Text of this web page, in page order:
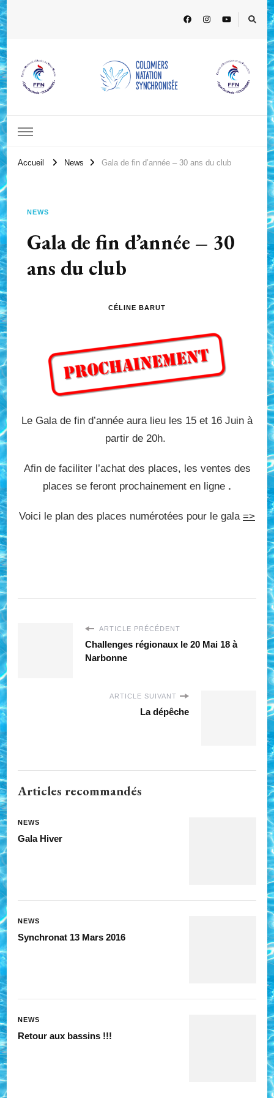
Accueil News Gala de fin d’année – 30 ans du club
NEWS
Gala de fin d’année – 30
ans du club
CÉLINE BARUT
Le Gala de fin d’année aura lieu les 15 et 16 Juin à
partir de 20h.
Afin de faciliter l’achat des places, les ventes des
places se feront prochainement en ligne .
Voici le plan des places numérotées pour le gala =>
ARTICLE PRÉCÉDENT
Challenges régionaux le 20 Mai 18 à
Narbonne
ARTICLE SUIVANT
La dépêche
Articles recommandés
NEWS
Gala Hiver
NEWS
Synchronat 13 Mars 2016
NEWS
Retour aux bassins !!!